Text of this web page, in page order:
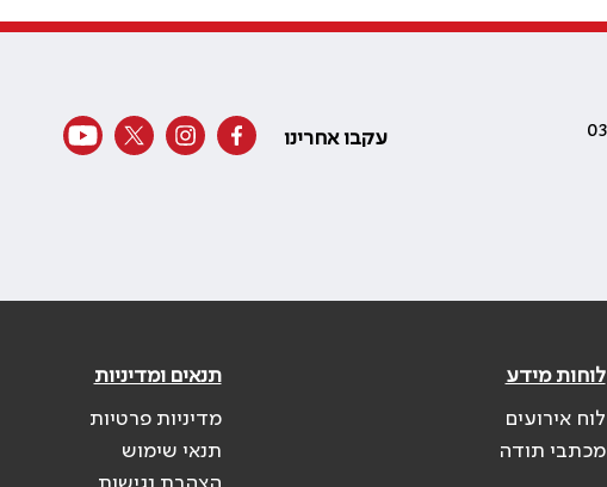
עקבו אחרינו
לוחות מידע
לוח אירועים
מכתבי תודה
תנאים ומדיניות
מדיניות פרטיות
תנאי שימוש